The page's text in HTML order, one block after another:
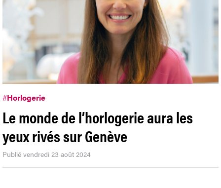
#Horlogerie
Le monde de l’horlogerie aura les
yeux rivés sur Genève
Publié vendredi 23 août 2024